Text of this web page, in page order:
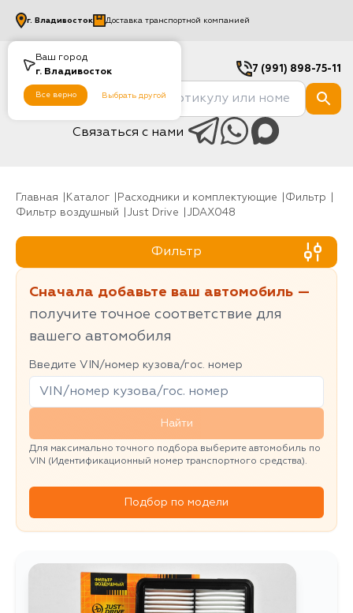
Ваш город
г. Владивосток
Все верно Выбрать другой
г. Владивосток Доставка транспортной компанией
7 (991) 898-75-11
Связаться с нами
Главная Каталог Расходники и комплектующие
фильтр
Фильтр воздушный
Just Drive JDAX048
Фильтр
Сначала добавьте ваш автомобиль —
получите точное соответствие для
вашего автомобиля
Введите VIN/номер кузова/гос. номер
Найти
Для максимально точного подбора выберите автомобиль по
VIN (Идентификационный номер транспортного средства).
Подбор по модели